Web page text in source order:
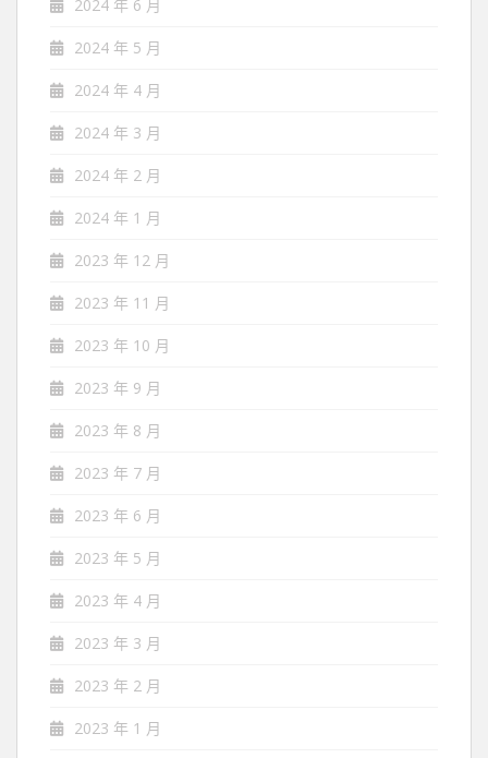
2024 年 6 月
2024 年 5 月
2024 年 4 月
2024 年 3 月
2024 年 2 月
2024 年 1 月
2023 年 12 月
2023 年 11 月
2023 年 10 月
2023 年 9 月
2023 年 8 月
2023 年 7 月
2023 年 6 月
2023 年 5 月
2023 年 4 月
2023 年 3 月
2023 年 2 月
2023 年 1 月